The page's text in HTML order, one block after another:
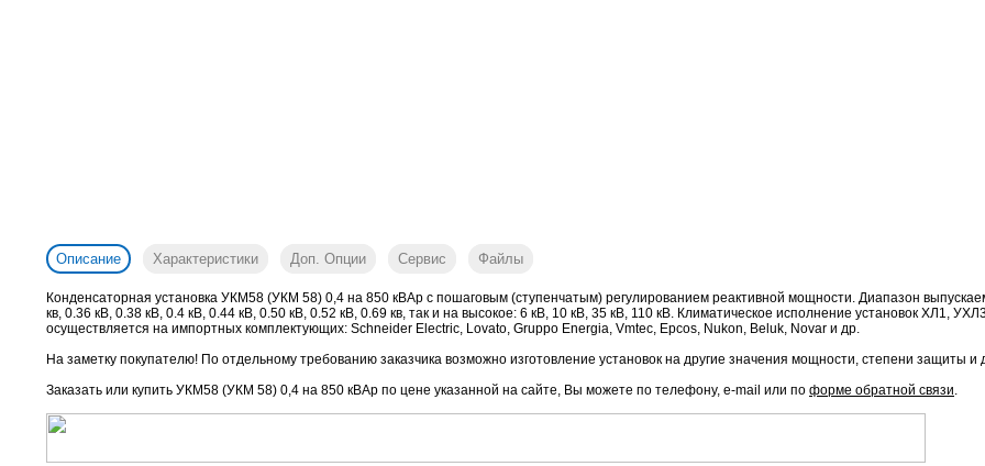
Описание Характеристики Доп. Опции Сервис Файлы
Конденсаторная установка УКМ58 (УКМ 58) 0,4 на 850 кВАр с пошаговым (ступенчатым) регулированием реактивной мощности. Диапазон
кв, 0.36 кВ, 0.38 кВ, 0.4 кВ, 0.44 кВ, 0.50 кВ, 0.52 кВ, 0.69 кв, так и на высокое: 6 кВ, 10 кВ, 35 кВ, 110 кВ. Климатическое исполнение установок ХЛ1,
осуществляется на импортных комплектующих: Schneider Electric, Lovato, Gruppo Energia, Vmtec, Epcos, Nukon, Beluk, Novar и др.
На заметку покупателю! По отдельному требованию заказчика возможно изготовление установок на другие значения мощности, степени защиты и
Заказать или купить УКМ58 (УКМ 58) 0,4 на 850 кВАр по цене указанной на сайте, Вы можете по телефону, e-mail или по форме обратной связи.